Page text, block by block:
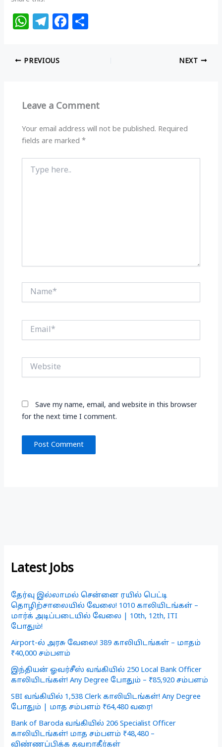
W
at
s
p
T
e
g
m
F
o
k
PREVIOUS NEXT
Leave a Comment
Your email address will not be published. Required
fields are marked*
here..
Name*
Email*
Website
Save my name, email, and website in this browser
for the next time I comment.
Latest Jobs
தேர்வு இல்லாமல் சென்னை ரயில் பெட்டி
தொழிற்சாலையில் வேலை! 1010 காலியிடங்கள் –
மார்க் அடிப்படையில் வேலை | 10th, 12th, ITI
போதும்!
Airport-ல் அரசு வேலை! 389 காலியிடங்கள் – மாதம்
₹40,000 சம்பளம்
இந்தியன் ஓவர்சீஸ் வங்கியில் 250 Local Bank Officer
காலியிடங்கள்! Any Degree போதும் – ₹85,920 சம்பளம்
SBI வங்கியில் 1,538 Clerk காலியிடங்கள்! Any Degree
போதும் | மாத சம்பளம் ₹64,480 வரை!
Bank of Baroda வங்கியில் 206 Specialist Officer
காலியிடங்கள்! மாத சம்பளம் ₹48,480 –
விண்ணப்பிக்க தவறாதீர்கள்